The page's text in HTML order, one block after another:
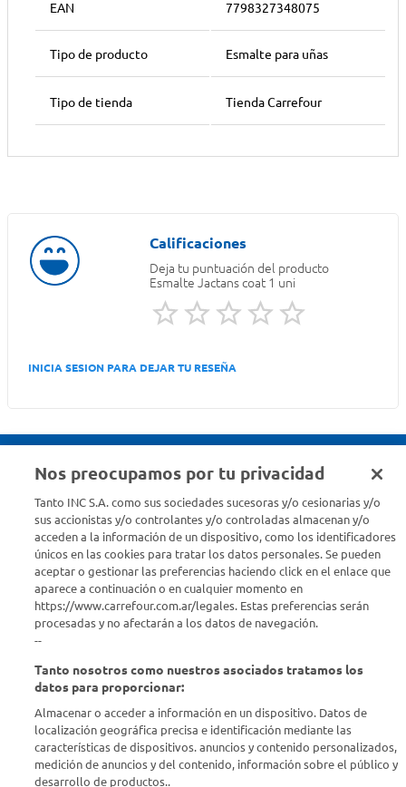
EAN 7798327348075
Tipo de producto Esmalte para uñas
Tipo de tienda Tienda Carrefour
Deja tu puntuación del producto
Esmalte Jactans coat 1 uni
INICIA SESION PARA DEJAR TU RESEÑA
Estamos para ayudarte
¿Tenés una consulta? Comunicate con nosotros acá
Descubrí Carrefour
Conocenos
Info útil
Comprá Online
Nos preocupamos por tu privacidad
Tanto INC S.A. como sus sociedades sucesoras y/o cesionarias y/o
sus accionistas y/o controlantes y/o controladas almacenan y/o
acceden a la información de un dispositivo, como los identificadores
únicos en las cookies para tratar los datos personales. Se pueden
aceptar o gestionar las preferencias haciendo click en el enlace que
aparece a continuación o en cualquier momento en
https://www.carrefour.com.ar/legales. Estas preferencias serán
procesadas y no afectarán a los datos de navegación.
--
Tanto nosotros como nuestros asociados tratamos los
datos para proporcionar:
Almacenar o acceder a información en un dispositivo. Datos de
localización geográfica precisa e identificación mediante las
características de dispositivos. anuncios y contenido personalizados,
medición de anuncios y del contenido, información sobre el público y
desarrollo de productos..